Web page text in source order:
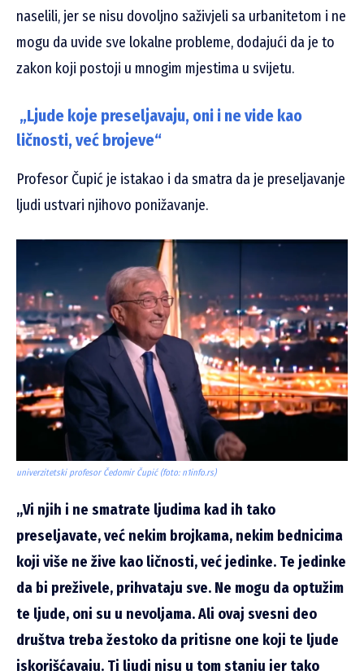
naselili, jer se nisu dovoljno saživjeli sa urbanitetom i ne
mogu da uvide sve lokalne probleme, dodajući da je to
zakon koji postoji u mnogim mjestima u svijetu.
„Ljude koje preseljavaju, oni i ne vide kao
ličnosti, već brojeve“
Profesor Čupić je istakao i da smatra da je preseljavanje
ljudi ustvari njihovo ponižavanje.
univerzitetski profesor Čedomir Čupić (foto: n1info.rs)
„Vi njih i ne smatrate ljudima kad ih tako
preseljavate, već nekim brojkama, nekim bednicima
koji više ne žive kao ličnosti, već jedinke. Te jedinke
da bi preživele, prihvataju sve. Ne mogu da optužim
te ljude, oni su u nevoljama. Ali ovaj svesni deo
društva treba žestoko da pritisne one koji te ljude
iskorišćavaju. Ti ljudi nisu u tom stanju jer tako